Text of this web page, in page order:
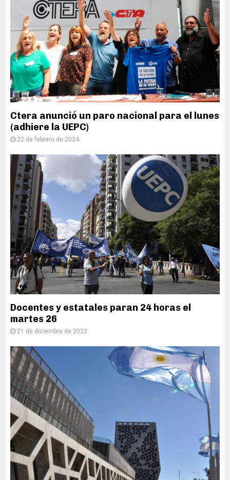
Ctera anunció un paro nacional para el lunes
(adhiere la UEPC)
22 de febrero de 2024
Docentes y estatales paran 24 horas el
martes 26
21 de diciembre de 2023